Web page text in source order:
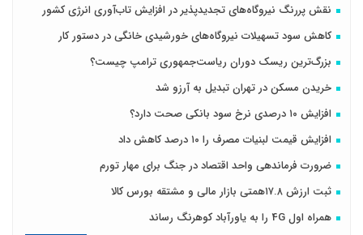
نقش پررنگ نیروگاه‌های تجدیدپذیر در افزایش تاب‌آوری انرژی کشور
کاهش سود تسهیلات نیروگاه‌های خورشیدی خانگی در دستور کار
بزرگ‌ترین ریسک دوران ریاست‌جمهوری ترامپ چیست؟
خریدن مسکن در تهران تبدیل به آرزو شد
افزایش ۱۰ درصدی نرخ سود بانکی صحت دارد؟
افزایش قیمت لبنیات مصرف را ۱۰ درصد کاهش داد
ضرورت فرماندهی واحد اقتصاد در جنگ برای مهار تورم
ثبت ارزش ۱۷.۸همتی بازار مالی و مشتقه بورس کالا
همراه اول 4G را به یاورآباد کوهرنگ رساند